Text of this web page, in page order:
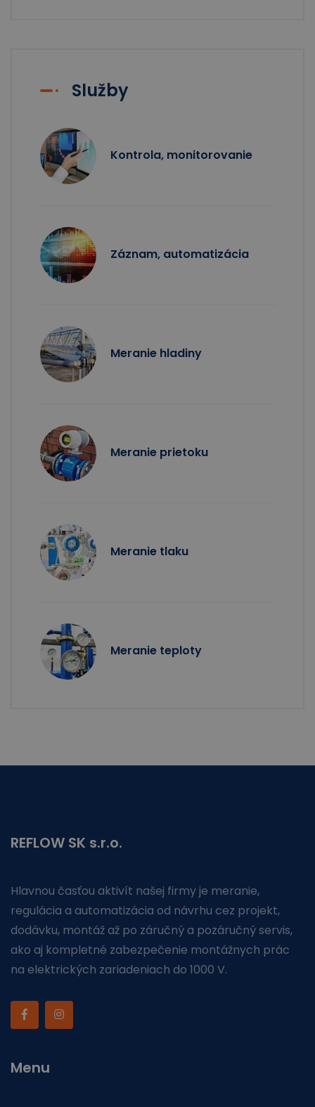
Služby
Kontrola, monitorovanie
Záznam, automatizácia
Meranie hladiny
Meranie prietoku
Meranie tlaku
Meranie teploty
REFLOW SK s.r.o.
Hlavnou časťou aktivít našej firmy je meranie,
regulácia a automatizácia od návrhu cez projekt,
dodávku, montáž až po záručný a pozáručný servis,
ako aj kompletné zabezpečenie montážnych prác
na elektrických zariadeniach do 1000 V.
Menu